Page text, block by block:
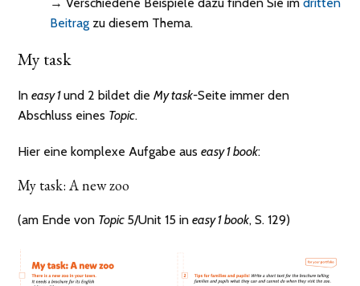
Beitrag zu diesem Thema.
My task
Ineasy 1und 2 bildet dieMy task-Seite immer den
Abschluss eines Topic.
Hier eine komplexe Aufgabe auseasy 1 book:
My task: A new zoo
(am Ende von Topic 5/Unit 15 ineasy 1 book, S. 129)